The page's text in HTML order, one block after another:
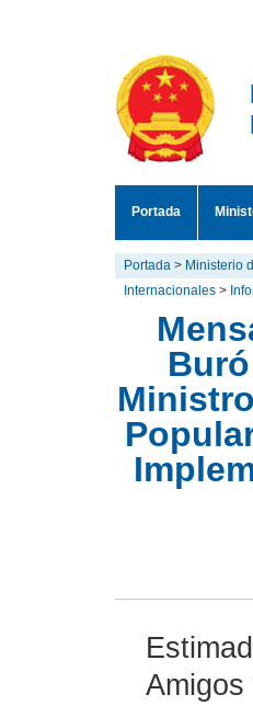
Portada
Portada > Ministerio
Internacionales >
Amigos